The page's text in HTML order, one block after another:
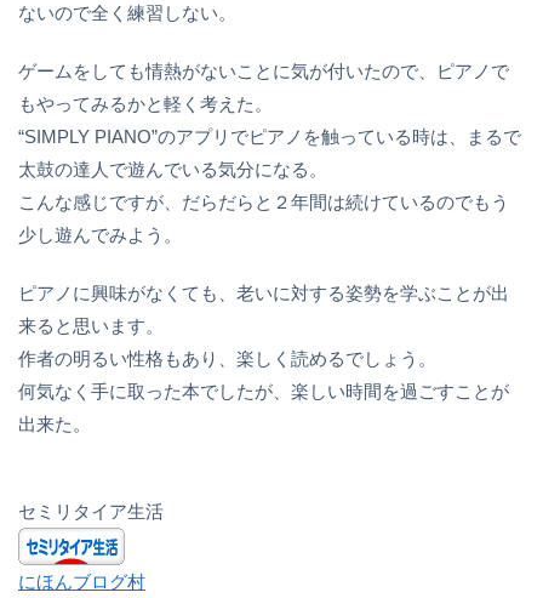
ないので全く練習しない。
ゲームをしても情熱がないことに気が付いたので、ピアノで
もやってみるかと軽く考えた。
“SIMPLY PIANO”のアプリでピアノを触っている時は、まるで
太鼓の達人で遊んでいる気分になる。
こんな感じですが、だらだらと２年間は続けているのでもう
少し遊んでみよう。
ピアノに興味がなくても、老いに対する姿勢を学ぶことが出
来ると思います。
作者の明るい性格もあり、楽しく読めるでしょう。
何気なく手に取った本でしたが、楽しい時間を過ごすことが
出来た。
セミリタイア生活
にほんブログ村